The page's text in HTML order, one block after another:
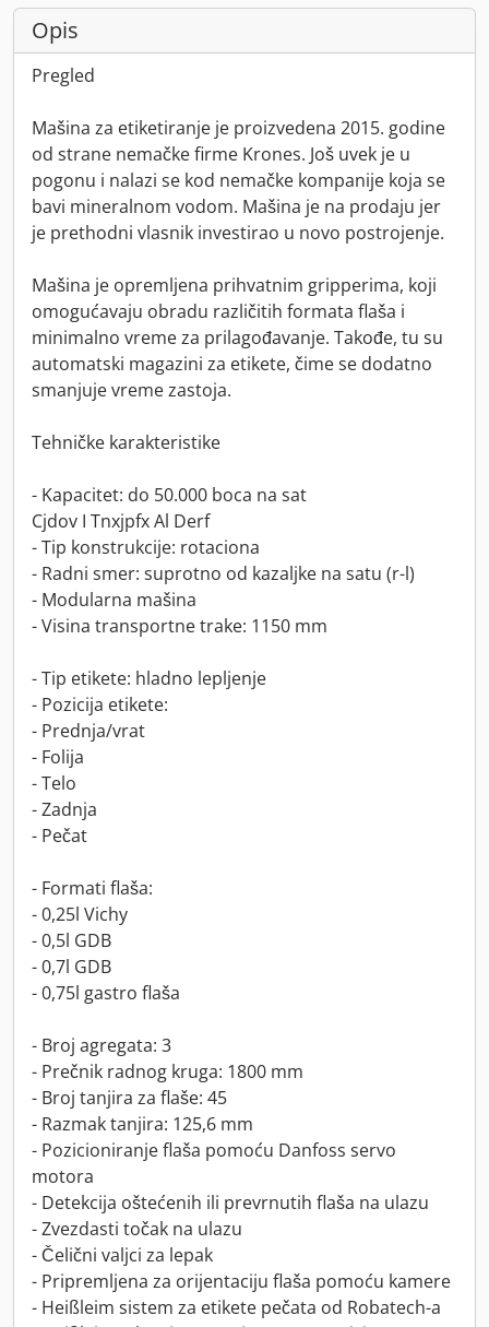
Opis
Pregled
Mašina za etiketiranje je proizvedena 2015. godine
od strane nemačke firme Krones. Još uvek je u
pogonu i nalazi se kod nemačke kompanije koja se
bavi mineralnom vodom. Mašina je na prodaju jer
je prethodni vlasnik investirao u novo postrojenje.
Mašina je opremljena prihvatnim gripperima, koji
omogućavaju obradu različitih formata flaša i
minimalno vreme za prilagođavanje. Takođe, tu su
automatski magazini za etikete, čime se dodatno
smanjuje vreme zastoja.
Tehničke karakteristike
- Kapacitet: do 50.000 boca na sat
Cjdov I Tnxjpfx Al Derf
- Tip konstrukcije: rotaciona
- Radni smer: suprotno od kazaljke na satu (r-l)
- Modularna mašina
- Visina transportne trake: 1150 mm
- Tip etikete: hladno lepljenje
- Pozicija etikete:
- Prednja/vrat
- Folija
- Telo
- Zadnja
- Pečat
- Formati flaša:
- 0,25l Vichy
- 0,5l GDB
- 0,7l GDB
- 0,75l gastro flaša
- Broj agregata: 3
- Prečnik radnog kruga: 1800 mm
- Broj tanjira za flaše: 45
- Razmak tanjira: 125,6 mm
- Pozicioniranje flaša pomoću Danfoss servo
motora
- Detekcija oštećenih ili prevrnutih flaša na ulazu
- Zvezdasti točak na ulazu
- Čelični valjci za lepak
- Pripremljena za orijentaciju flaša pomoću kamere
- Heißleim sistem za etikete pečata od Robatech-a